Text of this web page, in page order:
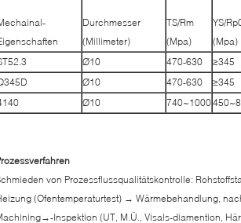
Durchmesser
(Millimeter)
TS/Rm
(Mpa)
YS/
(Mpa)
Ø10 470-630 ≥345
Ø10 470-630 ≥345
Ø10 740~1000
von Prozessflussqualitätskontrolle:
(Ofentemperaturtest) → Wärmebehandlung,
Inspektion (UT, M.Ü., Visals-diamention,